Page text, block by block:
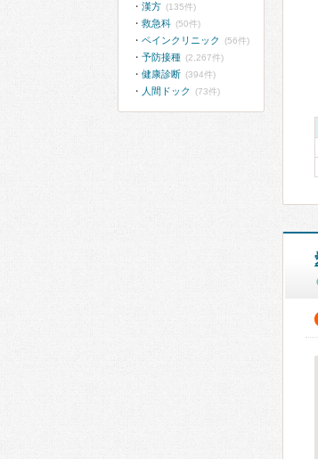
漢方 (135件)
救急科 (50件)
ペインクリニック (56件)
予防接種 (2,267件)
健康診断 (394件)
人間ドック (73件)